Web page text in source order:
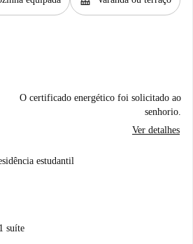
O certificado energético foi solicitado ao
senhorio.
Ver detalhes
estudantil
suíte